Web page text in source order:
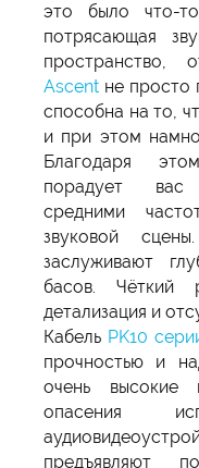
это было что-
потрясающая
пространство,
Ascent не просто
способна на то,
и при этом
Благодаря
порадует вас
средними
звуковой
заслуживают
басов. Чёткий
детализация и
Кабель PK10
прочностью и
очень высокие
опасения
предъявляют